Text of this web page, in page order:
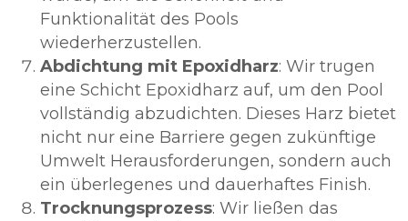
Funktionalität des Pools
wiederherzustellen.
Abdichtung mit Epoxidharz: Wir trugen
eine Schicht Epoxidharz auf, um den Pool
vollständig abzudichten. Dieses Harz bietet
nicht nur eine Barriere gegen zukünftige
Umwelt Herausforderungen, sondern auch
ein überlegenes und dauerhaftes Finish.
Trocknungsprozess: Wir ließen das